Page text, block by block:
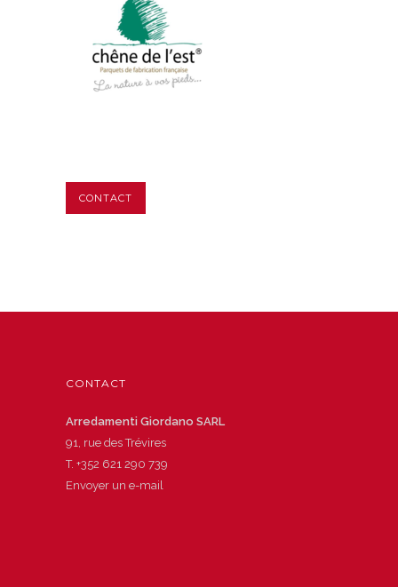
CONTACT
CONTACT
Arredamenti Giordano SARL
91, rue des Trévires
T. +352 621 290 739
Envoyer un e-mail